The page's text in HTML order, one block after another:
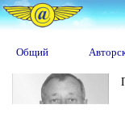
Общий